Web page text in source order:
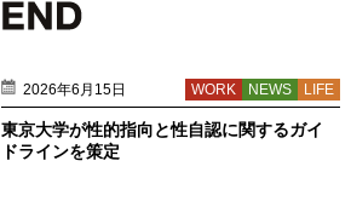
2026年6月15日 LIFE
NEWS
WORK
東京大学が性的指向と性自認に関するガイ
ドラインを策定